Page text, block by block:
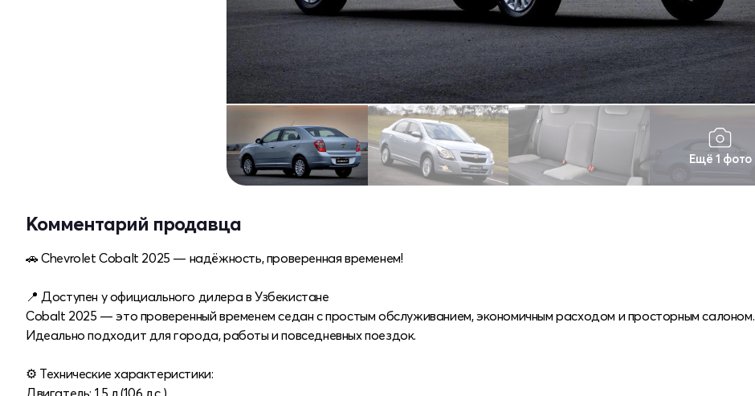
Ещё 1 фото
Комментарий продавца
🚗 Chevrolet Cobalt 2025 — надёжность, проверенная временем!
📍 Доступен у официального дилера в Узбекистане
Cobalt 2025 — это проверенный временем седан с простым обслуживанием, экономичным расходом и просторным салоном.
Идеально подходит для города, работы и повседневных поездок.
⚙️ Технические характеристики:
Двигатель: 1.5 л (106 л.с.)